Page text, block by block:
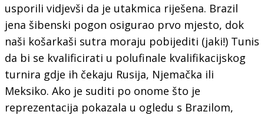
usporili vidjevši da je utakmica riješena. Brazil
jena šibenski pogon osigurao prvo mjesto, dok
naši košarkaši sutra moraju pobijediti (jaki!) Tunis
da bi se kvalificirati u polufinale kvalifikacijskog
turnira gdje ih čekaju Rusija, Njemačka ili
Meksiko. Ako je suditi po onome što je
reprezentacija pokazala u ogledu s Brazilom,